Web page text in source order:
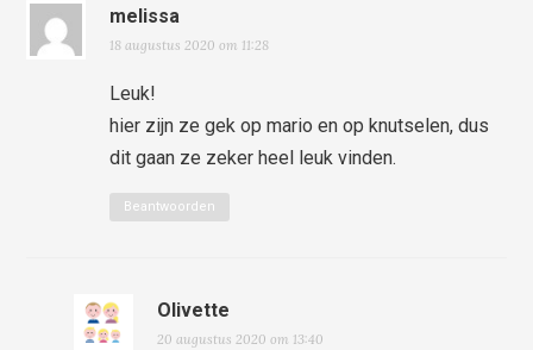
melissa
18 augustus 2020 om 11:28
Leuk!
hier zijn ze gek op mario en op knutselen, dus
dit gaan ze zeker heel leuk vinden.
Beantwoorden
Olivette
20 augustus 2020 om 13:40